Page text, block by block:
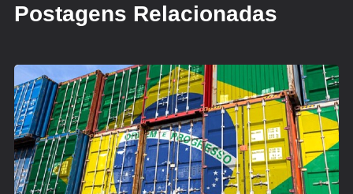
Postagens Relacionadas